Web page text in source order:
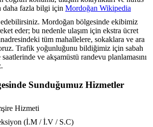
daha fazla bilgi için Mordoğan Wikipedia
Mordoğan bölgesinde ekibimiz
eder; bu nedenle ulaşım için ekstra ücret
adresindeki tüm mahallelere, sokaklara ve ara
Trafik yoğunluğunu bildiğimiz için sabah
ve akşamüstü randevu planlamasını
Sunduğumuz Hizmetler
Hizmeti
(İ.M / İ.V / S.C)